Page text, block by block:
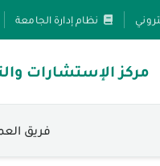
نظام إدارة الجامعة
مركز الإستشارات
فريق